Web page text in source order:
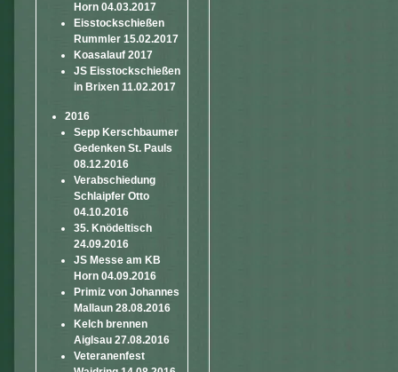
Horn 04.03.2017
Eisstockschießen
Rummler 15.02.2017
Koasalauf 2017
JS Eisstockschießen
in Brixen 11.02.2017
2016
Sepp Kerschbaumer
Gedenken St. Pauls
08.12.2016
Verabschiedung
Schlaipfer Otto
04.10.2016
35. Knödeltisch
24.09.2016
JS Messe am KB
Horn 04.09.2016
Primiz von Johannes
Mallaun 28.08.2016
Kelch brennen
Aiglsau 27.08.2016
Veteranenfest